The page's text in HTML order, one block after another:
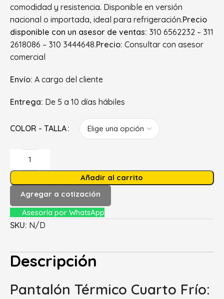
comodidad y resistencia. Disponible en versión
nacional o importada, ideal para refrigeración.Precio
disponible con un asesor de ventas: 310 6562232 – 311
2618086 – 310 3444648.Precio: Consultar con asesor
comercial
Envío: A cargo del cliente
Entrega: De 5 a 10 días hábiles
COLOR - TALLA
Añadir al carrito
Agregar a cotización
Asesoría por WhatsApp
SKU: N/D
Descripción
Pantalón Térmico Cuarto Frío: